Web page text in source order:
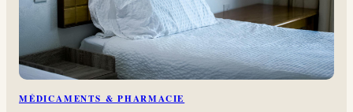
MÉDICAMENTS & PHARMACIE